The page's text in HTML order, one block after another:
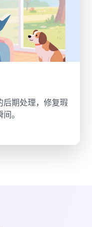
后期处理，修复瑕
。